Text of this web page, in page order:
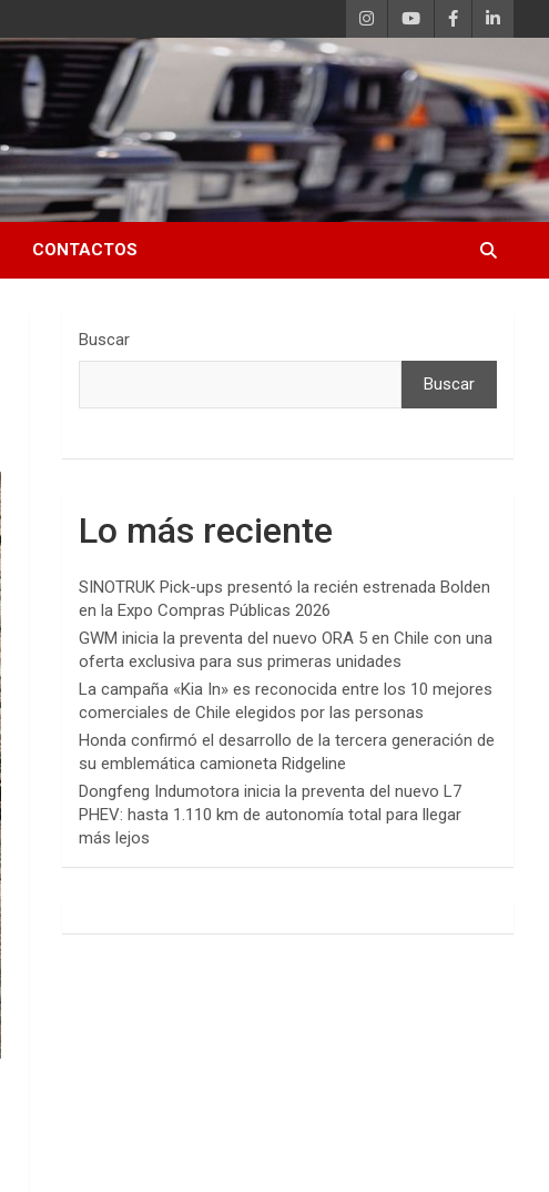
CONTACTOS
Buscar
Buscar
Lo más reciente
SINOTRUK Pick-ups presentó la recién estrenada Bolden
en la Expo Compras Públicas 2026
GWM inicia la preventa del nuevo ORA 5 en Chile con una
oferta exclusiva para sus primeras unidades
La campaña «Kia In» es reconocida entre los 10 mejores
comerciales de Chile elegidos por las personas
Honda confirmó el desarrollo de la tercera generación de
su emblemática camioneta Ridgeline
Dongfeng Indumotora inicia la preventa del nuevo L7
PHEV: hasta 1.110 km de autonomía total para llegar
más lejos